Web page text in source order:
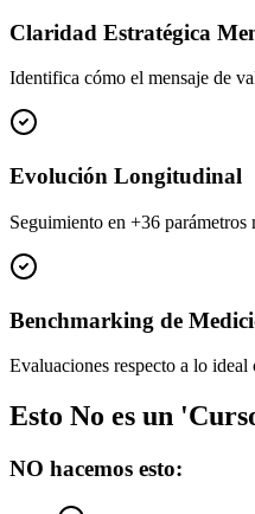
Claridad Estratégica
Identifica cómo el mensaje de
Evolución Longitudinal
Seguimiento en +36
Benchmarking de
Evaluaciones respecto a lo ideal
Esto No es un
NO hacemos esto: